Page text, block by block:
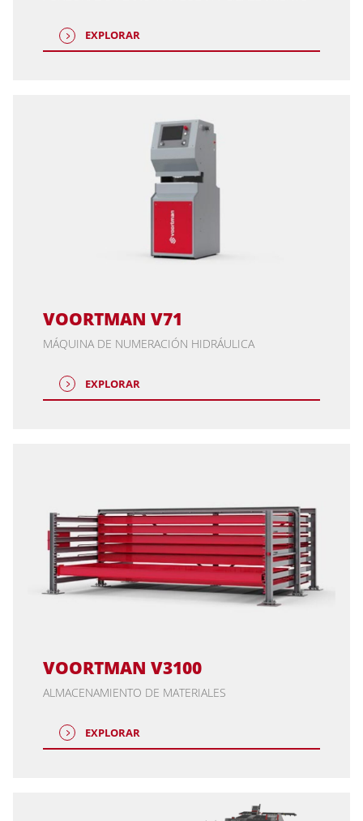
EXPLORAR
VOORTMAN V71
MÁQUINA DE NUMERACIÓN HIDRÁULICA
EXPLORAR
VOORTMAN V3100
ALMACENAMIENTO DE MATERIALES
EXPLORAR